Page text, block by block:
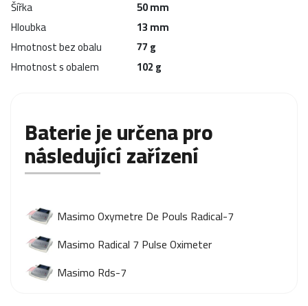
Šířka
50 mm
Hloubka
13 mm
Hmotnost bez obalu
77 g
Hmotnost s obalem
102 g
Baterie je určena pro
následující zařízení
Masimo Oxymetre De Pouls Radical-7
Masimo Radical 7 Pulse Oximeter
Masimo Rds-7